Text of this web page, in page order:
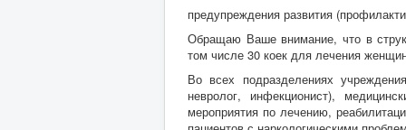
предупреждения развития
Обращаю Ваше внимание, что в
том числе 30 коек для лечения
Во всех подразделениях
невролог, инфекционист),
мероприятия по лечению,